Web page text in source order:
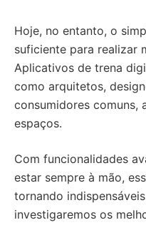
Hoje, no entanto, o
suficiente para realizar
Aplicativos de trena
como arquitetos,
consumidores comuns,
espaços.
Com funcionalidades
estar sempre à mão,
tornando
investigaremos os